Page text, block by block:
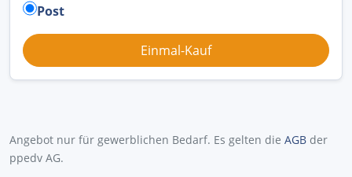
Post
Angebot nur für gewerblichen Bedarf. Es gelten die AGB der
ppedv AG.